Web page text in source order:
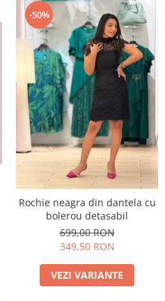
-50%
Rochie neagra din dantela cu
bolerou detasabil
699,00 RON
349,50 RON
VEZI VARIANTE